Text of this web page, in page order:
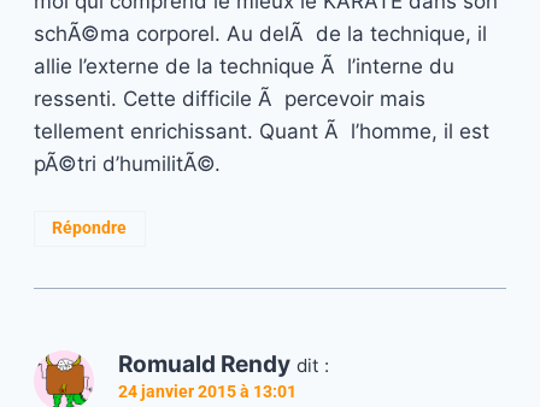
schÃ©ma corporel. Au delÃ de la technique, il
allie l’externe de la technique Ã l’interne du
ressenti. Cette difficile Ã percevoir mais
tellement enrichissant. Quant Ã l’homme, il est
pÃ©tri d’humilitÃ©.
Répondre
Romuald Rendy dit :
24 janvier 2015 à 13:01